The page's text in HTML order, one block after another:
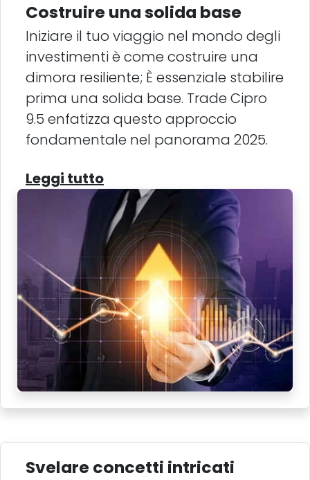
Costruire una solida base
Iniziare il tuo viaggio nel mondo degli
investimenti è come costruire una
dimora resiliente; È essenziale stabilire
prima una solida base. Trade Cipro
9.5 enfatizza questo approccio
fondamentale nel panorama 2025.
Leggi tutto
Svelare concetti intricati